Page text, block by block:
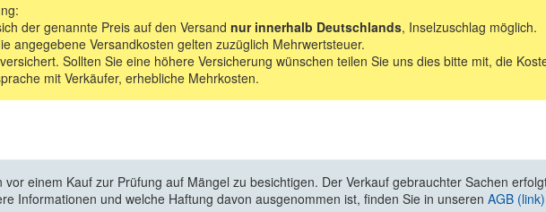
der genannte Preis auf den Versand nur innerhalb Deutschlands, Inselzuschlag möglich.
angegebene Versandkosten gelten zuzüglich Mehrwertsteuer.
Sollten Sie eine höhere Versicherung wünschen teilen Sie uns dies bitte mit, die
mit Verkäufer, erhebliche Mehrkosten.
einem Kauf zur Prüfung auf Mängel zu besichtigen. Der Verkauf gebrauchter Sachen
Informationen und welche Haftung davon ausgenommen ist, finden Sie in unseren AGB (link)